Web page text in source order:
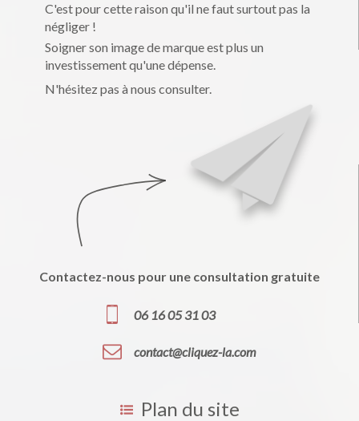
C'est pour cette raison qu'il ne faut surtout pas la
négliger !
Soigner son image de marque est plus un
investissement qu'une dépense.
N'hésitez pas à nous consulter.
Contactez-nous pour une consultation gratuite
06 16 05 31 03
contact@cliquez-la.com
Plan du site